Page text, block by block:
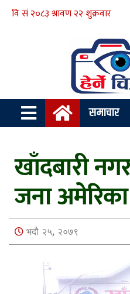
समाचार
खाँदबारी
जना
भदौ २५, २०७९